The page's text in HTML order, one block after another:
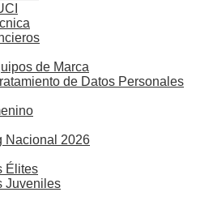
de Marca
de Datos Personales
Nacional 2026
Élites
Juveniles